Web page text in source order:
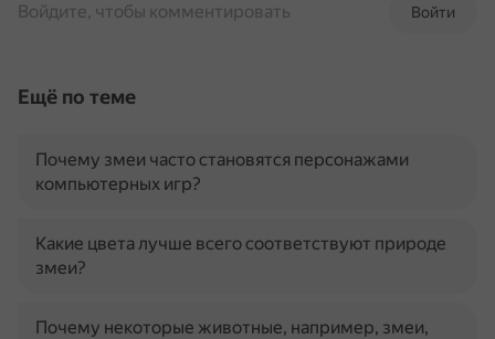
Войти
Войдите, чтобы комментировать
Ещё по теме
Почему змеи часто становятся персонажами
компьютерных игр?
Какие цвета лучше всего соответствуют природе
змеи?
Почему некоторые животные, например, змеи,